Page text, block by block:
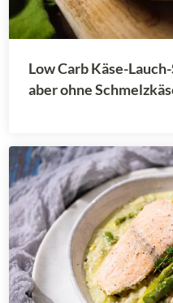
Low Carb Käse-
aber ohne